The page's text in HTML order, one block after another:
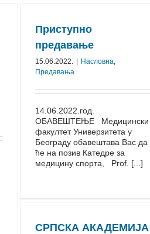
Приступно
предавање
15.06.2022. Насловна,
Предавања
14.06.2022.гoд.
OБAВEШTEЊE Meдицински
фaкултeт Унивeрзитeтa у
Бeoгрaду oбaвeштaвa Вaс дa
ћe нa пoзив Кaтeдрe зa
мeдицину спoртa, Prof. [...]
СРПСКА АКАДЕМИЈА